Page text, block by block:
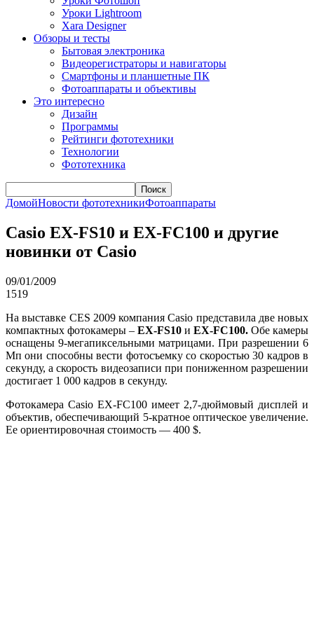
Уроки Lightroom
Xara Designer
Обзоры и тесты
Бытовая электроника
Видеорегистраторы и навигаторы
Смартфоны и планшетные ПК
Фотоаппараты и объективы
Это интересно
Дизайн
Программы
Рейтинги фототехники
Технологии
Фототехника
Поиск
ДомойНовости фототехникиФотоаппараты
Casio EX-FS10 и EX-FC100 и другие
новинки от Casio
09/01/2009
1519
На выставке CES 2009 компания Casio представила две новых
компактных фотокамеры – EX-FS10 и EX-FC100. Обе камеры
оснащены 9-мегапиксельными матрицами. При разрешении 6
Мп они способны вести фотосъемку со скоростью 30 кадров в
секунду, а скорость видеозаписи при пониженном разрешении
достигает 1 000 кадров в секунду.
Фотокамера Casio EX-FC100 имеет 2,7-дюймовый дисплей и
объектив, обеспечивающий 5-кратное оптическое увеличение.
Ее ориентировочная стоимость — 400 $.